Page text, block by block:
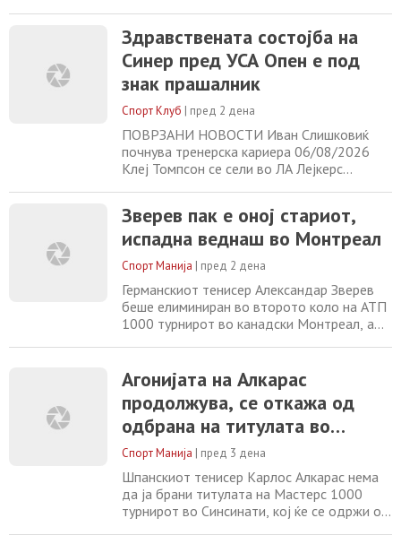
07/08/2026 Кузманоски: Како дебитанти
имаме голем успех 07/08/2026
Здравствената состојба на
Синер пред УСА Опен е под
знак прашалник
Спорт Клуб | пред 2 дена
ПОВРЗАНИ НОВОСТИ Иван Слишковиќ
почнува тренерска кариера 06/08/2026
Клеј Томпсон се сели во ЛА Лејкерс
кошаркарска лига 06/08/2026 Де Блекере
шеф на судиите во Србија 06/08/2026
Зверев пак е оној стариот,
испадна веднаш во Монтреал
Спорт Манија | пред 2 дена
Германскиот тенисер Александар Зверев
беше елиминиран во второто коло на АТП
1000 турнирот во канадски Монтреал, а
АТП листата) со 7-6, 2-6, 4-6. Средбата
траеше 2 часа и 33 минути. Шампионот на
Ролан Гарос и финалист на Вимблдон,
беше фаворит за титупата во Моннтреал,
Агонијата на Алкарас
продолжува, се откажа од
одбрана на титулата во
Синсинати
Спорт Манија | пред 3 дена
Шпанскиот тенисер Карлос Алкарас нема
да ја брани титулата на Мастерс 1000
турнирот во Синсинати, кој ќе се одржи од